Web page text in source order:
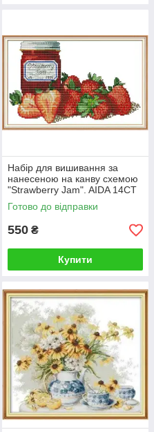
Набір для вишивання за
нанесеною на канву схемою
"Strawberry Jam". AIDA 14CT
printed 32*20 см
Готово до відправки
550 ₴
Купити